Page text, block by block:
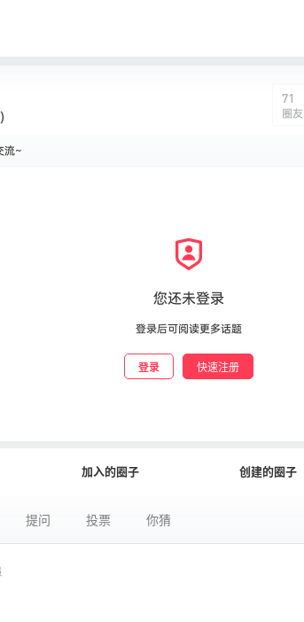
71
圈友
流~
您还未登录
登录后可阅读更多话题
登录 快速注册
加入的圈子 创建的圈子
提问 投票 你猜